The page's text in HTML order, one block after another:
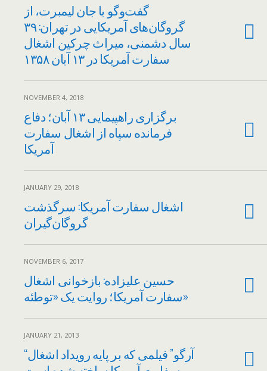
گفت‌وگو با جان لیمبرت، از
گروگان‌های آمریکایی در تهران: ۳۹
سال دشمنی، میراث چرکین اشغال
سفارت آمریکا در ۱۳ آبان ۱۳۵۸
NOVEMBER 4, 2018
برگزاری راهپیمایی ۱۳ آبان؛ دفاع
فرمانده سپاه از اشغال سفارت
آمریکا
JANUARY 29, 2018
اشغال سفارت آمریکا: سرگذشت
گرو‌گان‌گیران
NOVEMBER 6, 2017
حسین علیزاده: بازخوانی اشغال
سفارت آمریکا؛ روایت یک «توطئه»
JANUARY 21, 2013
“آرگو” فیلمی که بر پایه رویداد اشغال